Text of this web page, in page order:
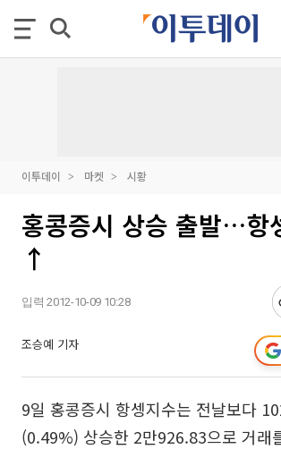
이투데이 마켓 시황
홍콩증시 상승 출발…
↑
입력 2012-10-09 10:28
조승예 기자
9일 홍콩증시 항셍지수는 전날보다
(0.49%) 상승한 2만926.83으로 거래